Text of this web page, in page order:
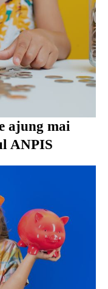
ajung mai
ANPIS